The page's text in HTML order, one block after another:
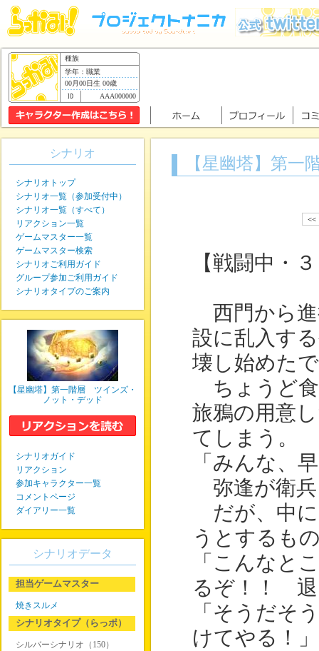
種族
学年：職業
00月00日生 00歳
AAA000000
【星幽塔】第
<<
【戦闘中・
西門から進
設に乱入す
壊し始めた
ちょうど食
旅鴉の用意
てしまう。
「みんな、
弥逢が衛兵
だが、中に
うとするも
「こんなと
るぞ！！ 退
「そうだそ
けてやる！」
シナリオ
シナリオトップ
シナリオ一覧（参加受付中）
シナリオ一覧（すべて）
リアクション一覧
ゲームマスター一覧
ゲームマスター検索
シナリオご利用ガイド
グループ参加ご利用ガイド
シナリオタイプのご案内
【星幽塔】第一階層 ツインズ・
ノット・デッド
シナリオガイド
リアクション
参加キャラクター一覧
コメントページ
ダイアリー一覧
シナリオデータ
担当ゲームマスター
焼きスルメ
シナリオタイプ（らっポ）
シルバーシナリオ（150）